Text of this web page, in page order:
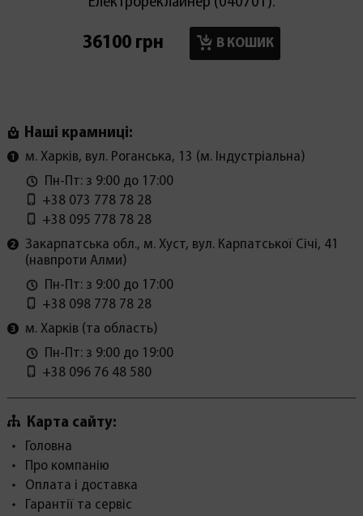
36100 грн В КОШИК
Наші крамниці:
м. Харків, вул. Роганська, 13 (м. Індустріальна)
Пн-Пт: з 9:00 до 17:00
+38 073 778 78 28
+38 095 778 78 28
Закарпатська обл., м. Хуст, вул. Карпатської Січі, 41
(навпроти Алми)
Пн-Пт: з 9:00 до 17:00
+38 098 778 78 28
м. Харків (та область)
Пн-Пт: з 9:00 до 19:00
+38 096 76 48 580
Карта сайту:
Головна
Про компанію
Оплата і доставка
Гарантії та сервіс